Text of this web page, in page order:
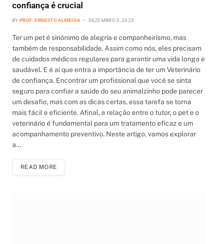
confiança é crucial
BY PROF. ERNESTO ALMEIDA DEZEMBRO 3, 2025
Ter um pet é sinônimo de alegria e companheirismo, mas
também de responsabilidade. Assim como nós, eles precisam
de cuidados médicos regulares para garantir uma vida longa e
saudável. E é aí que entra a importância de ter um Veterinário
de confiança. Encontrar um profissional que você se sinta
seguro para confiar a saúde do seu animalzinho pode parecer
um desafio, mas com as dicas certas, essa tarefa se torna
mais fácil e eficiente. Afinal, a relação entre o tutor, o pet e o
veterinário é fundamental para um tratamento eficaz e um
acompanhamento preventivo. Neste artigo, vamos explorar
a…
READ MORE